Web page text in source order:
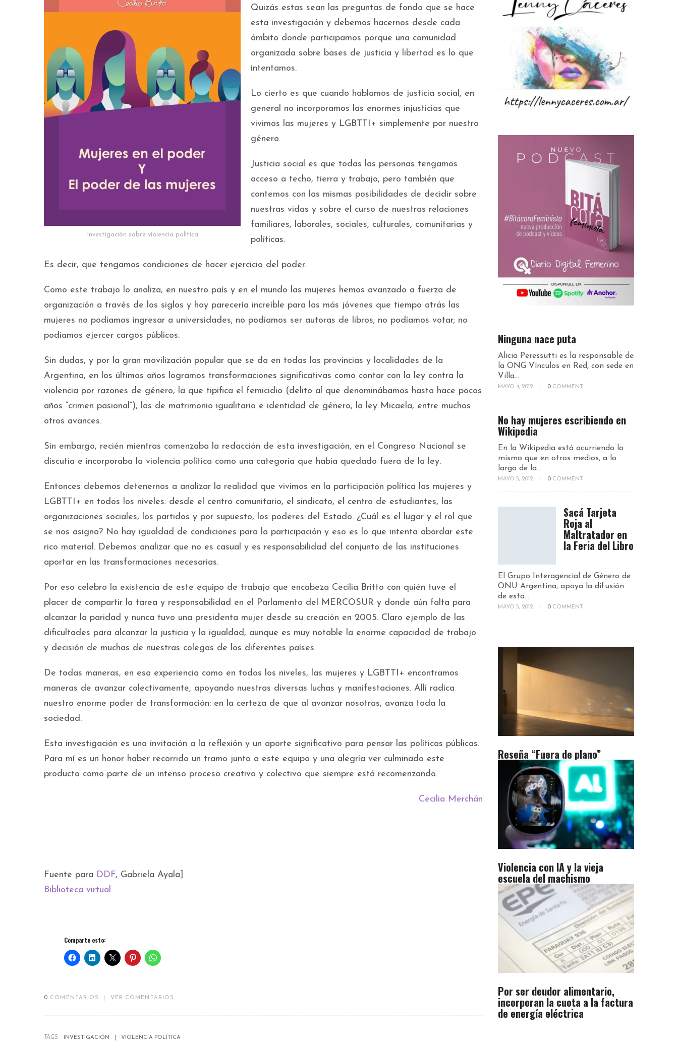
Investigación sobre violencia política
Quizás estas sean las preguntas de fondo que se hace
esta investigación y debemos hacernos desde cada
ámbito donde participamos porque una comunidad
organizada sobre bases de justicia y libertad es lo que
intentamos.
Lo cierto es que cuando hablamos de justicia social, en
general no incorporamos las enormes injusticias que
vivimos las mujeres y LGBTTI+ simplemente por nuestro
género.
Justicia social es que todas las personas tengamos
acceso a techo, tierra y trabajo, pero también que
contemos con las mismas posibilidades de decidir sobre
nuestras vidas y sobre el curso de nuestras relaciones
familiares, laborales, sociales, culturales, comunitarias y
políticas.
Es decir, que tengamos condiciones de hacer ejercicio del poder.
Como este trabajo lo analiza, en nuestro país y en el mundo las mujeres hemos avanzado a fuerza de
organización a través de los siglos y hoy parecería increíble para las más jóvenes que tiempo atrás las
mujeres no podíamos ingresar a universidades; no podíamos ser autoras de libros; no podíamos votar; no
podíamos ejercer cargos públicos.
Sin dudas, y por la gran movilización popular que se da en todas las provincias y localidades de la
Argentina, en los últimos años logramos transformaciones significativas como contar con la ley contra la
violencia por razones de género, la que tipifica el femicidio (delito al que denominábamos hasta hace pocos
años “crimen pasional”), las de matrimonio igualitario e identidad de género, la ley Micaela, entre muchos
otros avances.
Sin embargo, recién mientras comenzaba la redacción de esta investigación, en el Congreso Nacional se
discutía e incorporaba la violencia política como una categoría que había quedado fuera de la ley.
Entonces debemos detenernos a analizar la realidad que vivimos en la participación política las mujeres y
LGBTTI+ en todos los niveles: desde el centro comunitario, el sindicato, el centro de estudiantes, las
organizaciones sociales, los partidos y por supuesto, los poderes del Estado. ¿Cuál es el lugar y el rol que
se nos asigna? No hay igualdad de condiciones para la participación y eso es lo que intenta abordar este
rico material. Debemos analizar que no es casual y es responsabilidad del conjunto de las instituciones
aportar en las transformaciones necesarias.
Por eso celebro la existencia de este equipo de trabajo que encabeza Cecilia Britto con quién tuve el
placer de compartir la tarea y responsabilidad en el Parlamento del MERCOSUR y donde aún falta para
alcanzar la paridad y nunca tuvo una presidenta mujer desde su creación en 2005. Claro ejemplo de las
dificultades para alcanzar la justicia y la igualdad, aunque es muy notable la enorme capacidad de trabajo
y decisión de muchas de nuestras colegas de los diferentes países.
De todas maneras, en esa experiencia como en todos los niveles, las mujeres y LGBTTI+ encontramos
maneras de avanzar colectivamente, apoyando nuestras diversas luchas y manifestaciones. Allí radica
nuestro enorme poder de transformación: en la certeza de que al avanzar nosotras, avanza toda la
sociedad.
Esta investigación es una invitación a la reflexión y un aporte significativo para pensar las políticas públicas.
Para mí es un honor haber recorrido un tramo junto a este equipo y una alegría ver culminado este
producto como parte de un intenso proceso creativo y colectivo que siempre está recomenzando.
Cecilia Merchán
Fuente para DDF, Gabriela Ayala]
Biblioteca virtual
Comparte esto:
0 COMENTARIOS VER COMENTARIOS
TAGS: INVESTIGACIÓN VIOLENCIA POLÍTICA
Ninguna nace puta
Alicia Peressutti es la responsable de
la ONG Vínculos en Red, con sede en
Villa...
MAYO 4, 2012 0 COMMENT
No hay mujeres escribiendo en
Wikipedia
En la Wikipedia está ocurriendo lo
mismo que en otros medios, a lo
largo de la...
MAYO 5, 2012 0 COMMENT
Sacá Tarjeta
Roja al
Maltratador en
la Feria del Libro
El Grupo Interagencial de Género de
ONU Argentina, apoya la difusión
de esta...
MAYO 5, 2012 0 COMMENT
Reseña “Fuera de plano”
Violencia con IA y la vieja
escuela del machismo
Por ser deudor alimentario,
incorporan la cuota a la factura
de energía eléctrica